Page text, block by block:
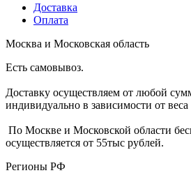
Доставка
Оплата
Москва и Московская область
Есть самовывоз.
Доставку осуществляем от любой
индивидуально в зависимости от
По Москве и Московской области
осуществляется от 55тыс рублей.
Регионы РФ